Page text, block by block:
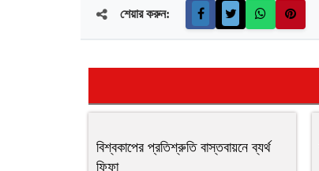
শেয়ার করুন:
বিশ্বকাপের প্রতিশ্রুতি বাস্তবায়নে ব্যর্থ
ফিফা